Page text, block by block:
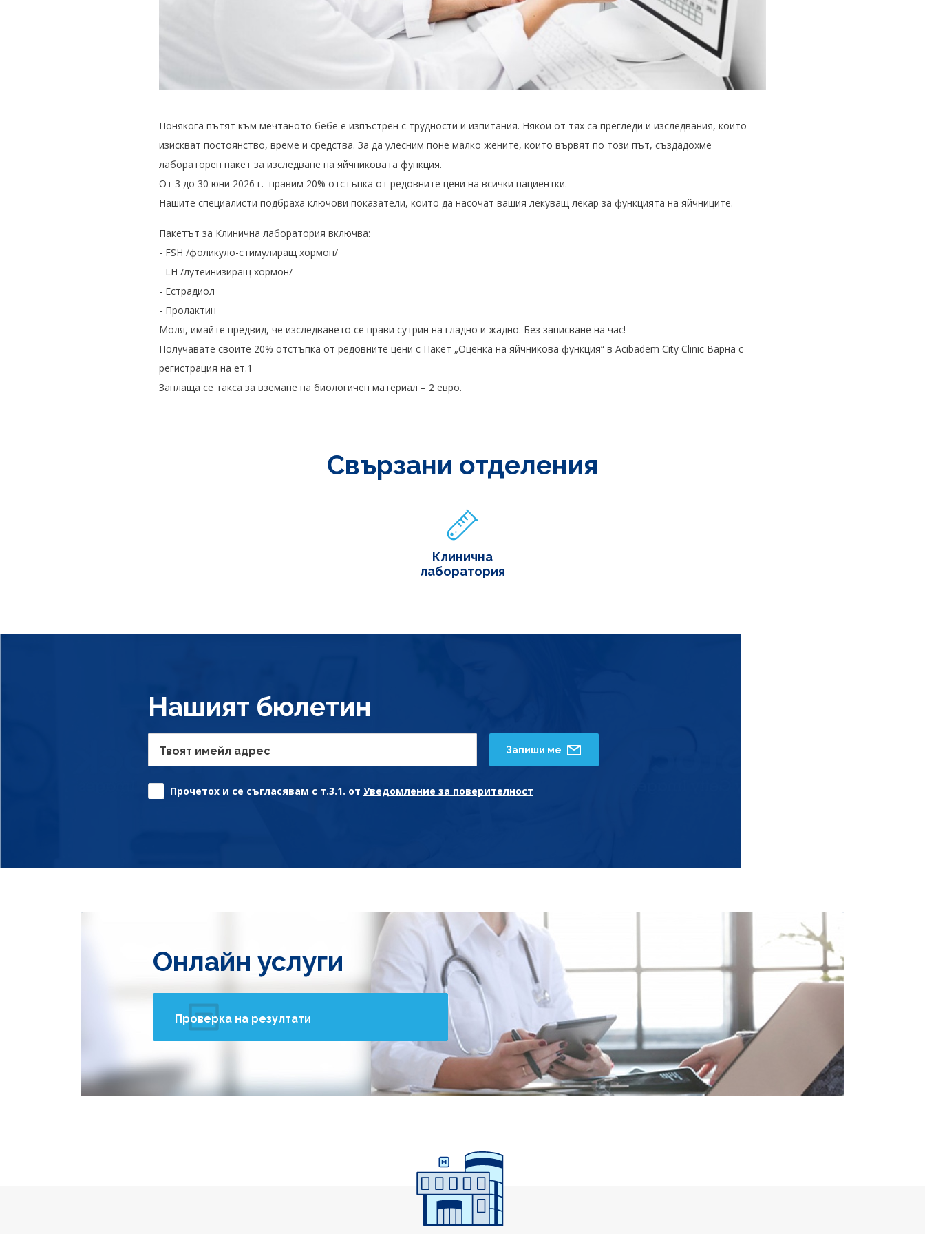
Понякога пътят към мечтаното бебе е изпъстрен с трудности и изпитания. Някои от тях са прегледи и изследвания, които
изискват постоянство, време и средства. За да улесним поне малко жените, които вървят по този път, създадохме
лабораторен пакет за изследване на яйчниковата функция.
От 3 до 30 юни 2026 г. правим 20% отстъпка от редовните цени на всички пациентки.
Нашите специалисти подбраха ключови показатели, които да насочат вашия лекуващ лекар за функцията на яйчниците.
Пакетът за Клинична лаборатория включва:
- FSH /фоликуло-стимулиращ хормон/
- LH /лутеинизиращ хормон/
- Естрадиол
- Пролактин
Моля, имайте предвид, че изследването се прави сутрин на гладно и жадно. Без записване на час!
Получавате своите 20% отстъпка от редовните цени с Пакет „Оценка на яйчникова функция“ в Acibadem City Clinic Варна с
регистрация на ет.1
Заплаща се такса за вземане на биологичен материал – 2 евро.
Свързани отделения
Клинична
лаборатория
Нашият бюлетин
Твоят имейл адрес
Прочетох и се съгласявам с т.3.1. от Уведомление за поверителност
Запиши ме
Онлайн услуги
Проверка на резултати